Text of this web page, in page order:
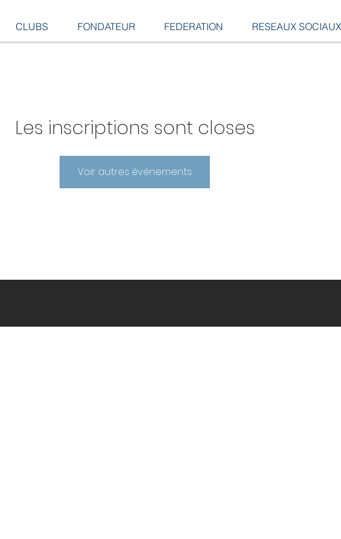
CLUBS FONDATEUR FEDERATION RESEAUX SOCIAUX
Les inscriptions sont closes
Voir autres événements